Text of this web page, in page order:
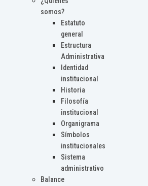
somos?
Estatuto
general
Estructura
Administrativa
Identidad
institucional
Historia
Filosofía
institucional
Organigrama
Símbolos
institucionales
Sistema
administrativo
Balance